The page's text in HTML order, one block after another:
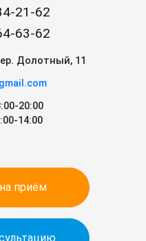
21-62
63-62
Долотный, 11
20:00
14:00
Записаться на приём